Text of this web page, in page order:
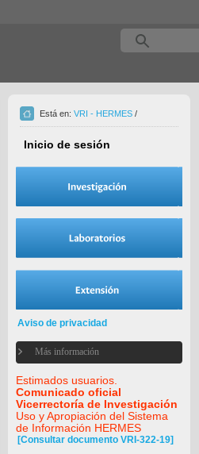
Está en: VRI - HERMES /
Inicio de sesión
Aviso de privacidad
Más información
Estimados usuarios.
Comunicado oficial
Vicerrectoría de Investigación
Uso y Apropiación del Sistema
de Información HERMES
[Consultar documento VRI-322-19]